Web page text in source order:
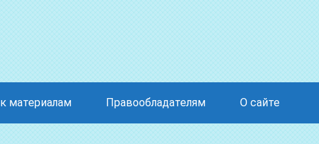
материалам Правообладателям О сайте